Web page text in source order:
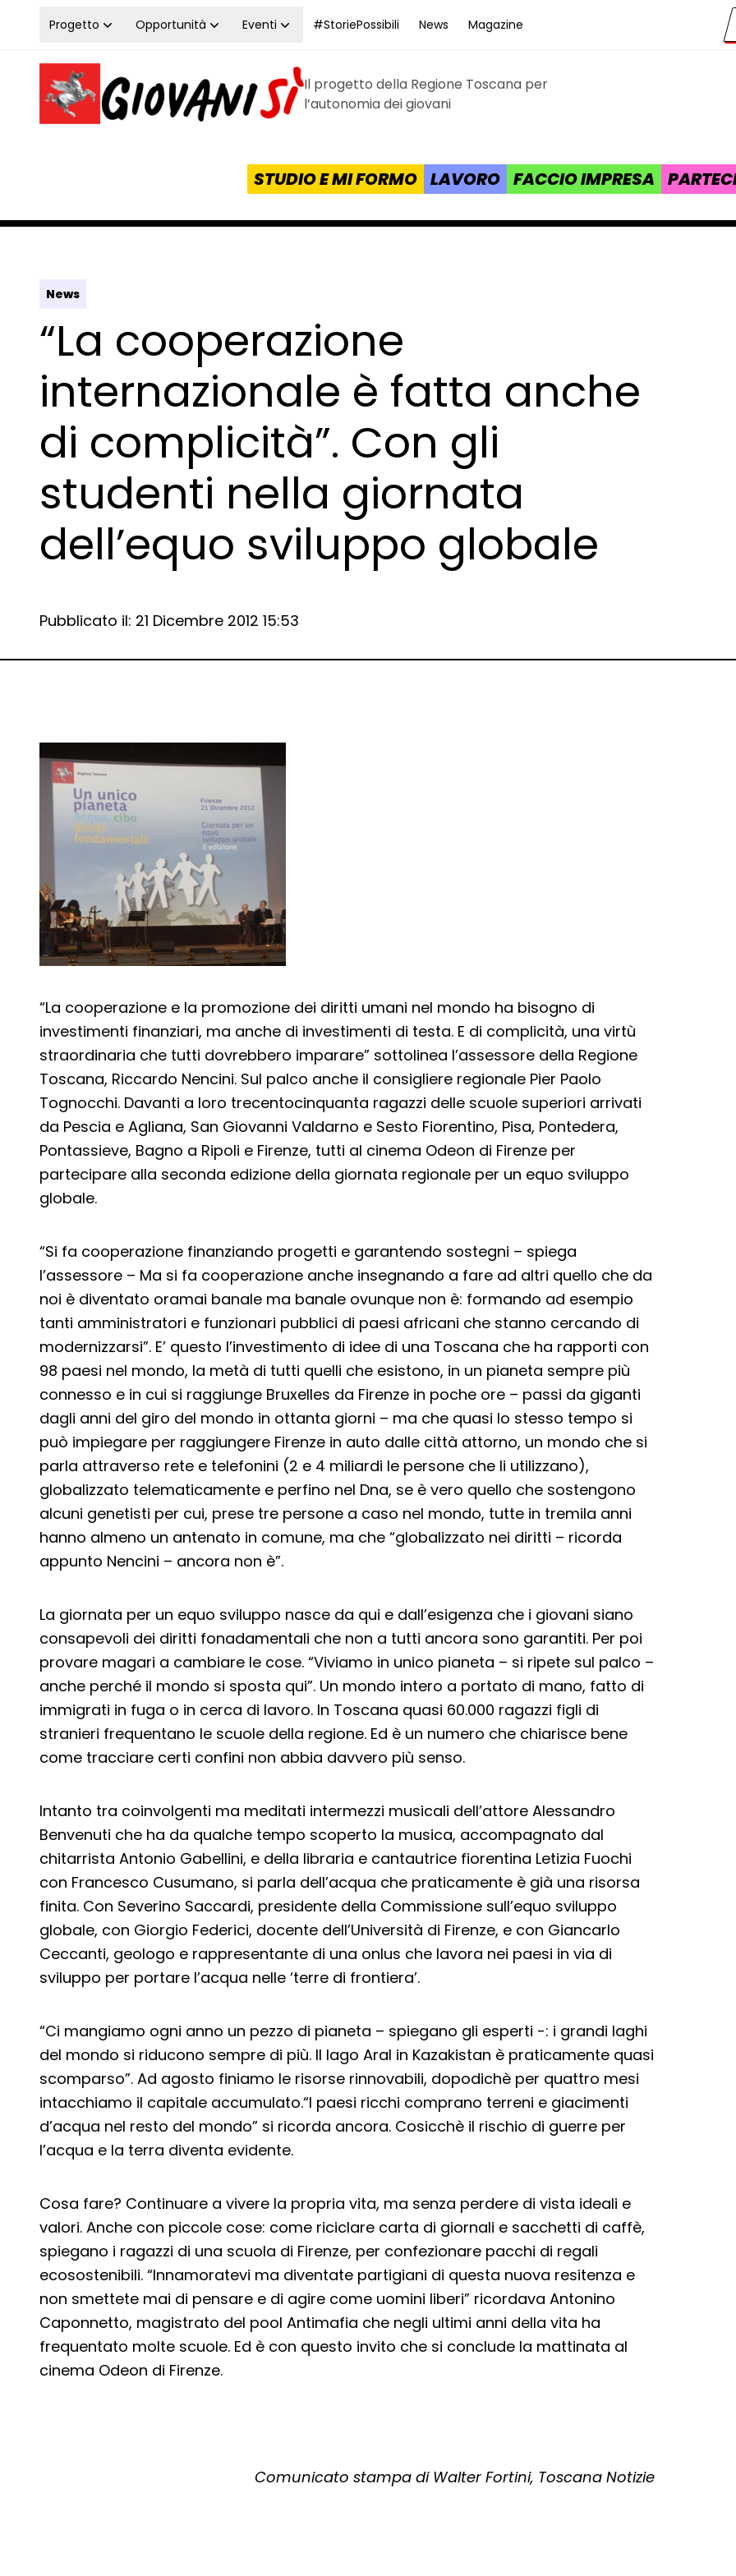
Vai al contenuto
Progetto Opportunità Eventi #StoriePossibili News Magazine
Homepage Giovanisì - Progetto della Regione Toscana
Il progetto della Regione Toscana per
l’autonomia dei giovani
STUDIO E MI FORMO LAVORO FACCIO IMPRESA
News
“La cooperazione
internazionale è fatta anche
di complicità”. Con gli
studenti nella giornata
dell’equo sviluppo globale
Data e ora:
Pubblicato il: 21 Dicembre 2012 15:53
Dettagli articolo
“La cooperazione e la promozione dei diritti umani nel mondo ha bisogno di
investimenti finanziari, ma anche di investimenti di testa. E di complicità, una virtù
straordinaria che tutti dovrebbero imparare” sottolinea l’assessore della Regione
Toscana, Riccardo Nencini. Sul palco anche il consigliere regionale Pier Paolo
Tognocchi. Davanti a loro trecentocinquanta ragazzi delle scuole superiori arrivati
da Pescia e Agliana, San Giovanni Valdarno e Sesto Fiorentino, Pisa, Pontedera,
Pontassieve, Bagno a Ripoli e Firenze, tutti al cinema Odeon di Firenze per
partecipare alla seconda edizione della giornata regionale per un equo sviluppo
globale.
“Si fa cooperazione finanziando progetti e garantendo sostegni – spiega
l’assessore – Ma si fa cooperazione anche insegnando a fare ad altri quello che da
noi è diventato oramai banale ma banale ovunque non è: formando ad esempio
tanti amministratori e funzionari pubblici di paesi africani che stanno cercando di
modernizzarsi”. E’ questo l’investimento di idee di una Toscana che ha rapporti con
98 paesi nel mondo, la metà di tutti quelli che esistono, in un pianeta sempre più
connesso e in cui si raggiunge Bruxelles da Firenze in poche ore – passi da giganti
dagli anni del giro del mondo in ottanta giorni – ma che quasi lo stesso tempo si
può impiegare per raggiungere Firenze in auto dalle città attorno, un mondo che si
parla attraverso rete e telefonini (2 e 4 miliardi le persone che li utilizzano),
globalizzato telematicamente e perfino nel Dna, se è vero quello che sostengono
alcuni genetisti per cui, prese tre persone a caso nel mondo, tutte in tremila anni
hanno almeno un antenato in comune, ma che “globalizzato nei diritti – ricorda
appunto Nencini – ancora non è”.
La giornata per un equo sviluppo nasce da qui e dall’esigenza che i giovani siano
consapevoli dei diritti fonadamentali che non a tutti ancora sono garantiti. Per poi
provare magari a cambiare le cose. “Viviamo in unico pianeta – si ripete sul palco –
anche perché il mondo si sposta qui”. Un mondo intero a portato di mano, fatto di
immigrati in fuga o in cerca di lavoro. In Toscana quasi 60.000 ragazzi figli di
stranieri frequentano le scuole della regione. Ed è un numero che chiarisce bene
come tracciare certi confini non abbia davvero più senso.
Intanto tra coinvolgenti ma meditati intermezzi musicali dell’attore Alessandro
Benvenuti che ha da qualche tempo scoperto la musica, accompagnato dal
chitarrista Antonio Gabellini, e della libraria e cantautrice fiorentina Letizia Fuochi
con Francesco Cusumano, si parla dell’acqua che praticamente è già una risorsa
finita. Con Severino Saccardi, presidente della Commissione sull’equo sviluppo
globale, con Giorgio Federici, docente dell’Università di Firenze, e con Giancarlo
Ceccanti, geologo e rappresentante di una onlus che lavora nei paesi in via di
sviluppo per portare l’acqua nelle ‘terre di frontiera’.
“Ci mangiamo ogni anno un pezzo di pianeta – spiegano gli esperti -: i grandi laghi
del mondo si riducono sempre di più. Il lago Aral in Kazakistan è praticamente quasi
scomparso”. Ad agosto finiamo le risorse rinnovabili, dopodichè per quattro mesi
intacchiamo il capitale accumulato.“I paesi ricchi comprano terreni e giacimenti
d’acqua nel resto del mondo” si ricorda ancora. Cosicchè il rischio di guerre per
l’acqua e la terra diventa evidente.
Cosa fare? Continuare a vivere la propria vita, ma senza perdere di vista ideali e
valori. Anche con piccole cose: come riciclare carta di giornali e sacchetti di caffè,
spiegano i ragazzi di una scuola di Firenze, per confezionare pacchi di regali
ecosostenibili. “Innamoratevi ma diventate partigiani di questa nuova resitenza e
non smettete mai di pensare e di agire come uomini liberi” ricordava Antonino
Caponnetto, magistrato del pool Antimafia che negli ultimi anni della vita ha
frequentato molte scuole. Ed è con questo invito che si conclude la mattinata al
cinema Odeon di Firenze.
Comunicato stampa di Walter Fortini, Toscana Notizie